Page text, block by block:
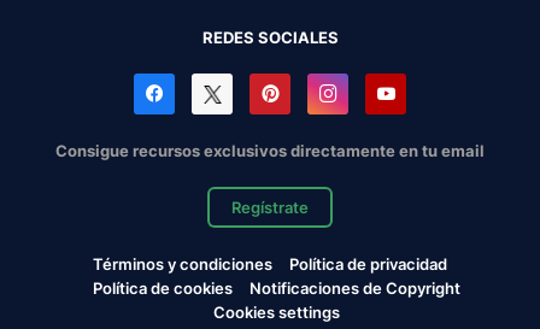
REDES SOCIALES
Consigue recursos exclusivos directamente en tu email
Regístrate
Términos y condiciones
Política de privacidad
Política de cookies
Notificaciones de Copyright
Cookies settings